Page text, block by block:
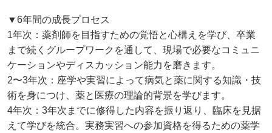
▼6年間の成長プロセス
1年次：薬剤師を目指すための覚悟と心構えを学び、卒業
まで続くグループワークを通して、現場で必要なコミュニ
ケーションやディスカッション能力を磨きます。
2〜3年次：座学や実習によって病気と薬に関する知識・技
術を身につけ、薬と医療の理論的背景を学びます。
4年次：3年次までに修得した内容を振り返り、臨床を見据
えて学びを統合。実務実習への参加資格を得るための薬学